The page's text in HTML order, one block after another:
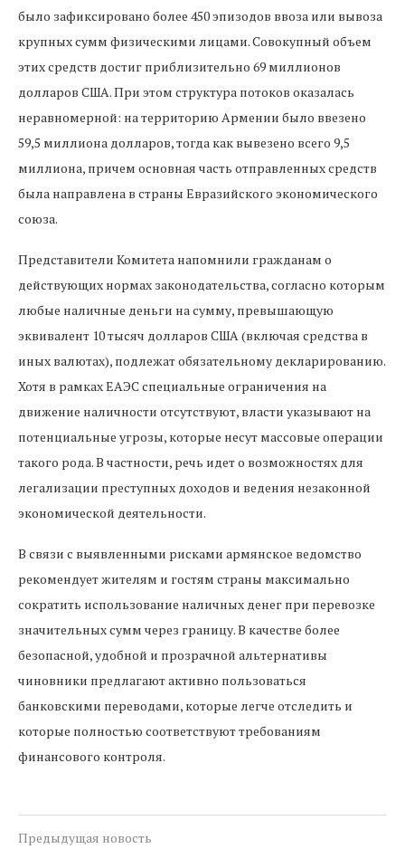
было зафиксировано более 450 эпизодов ввоза или вывоза
крупных сумм физическими лицами. Совокупный объем
этих средств достиг приблизительно 69 миллионов
долларов США. При этом структура потоков оказалась
неравномерной: на территорию Армении было ввезено
59,5 миллиона долларов, тогда как вывезено всего 9,5
миллиона, причем основная часть отправленных средств
была направлена в страны Евразийского экономического
союза.
Представители Комитета напомнили гражданам о
действующих нормах законодательства, согласно которым
любые наличные деньги на сумму, превышающую
эквивалент 10 тысяч долларов США (включая средства в
иных валютах), подлежат обязательному декларированию.
Хотя в рамках ЕАЭС специальные ограничения на
движение наличности отсутствуют, власти указывают на
потенциальные угрозы, которые несут массовые операции
такого рода. В частности, речь идет о возможностях для
легализации преступных доходов и ведения незаконной
экономической деятельности.
В связи с выявленными рисками армянское ведомство
рекомендует жителям и гостям страны максимально
сократить использование наличных денег при перевозке
значительных сумм через границу. В качестве более
безопасной, удобной и прозрачной альтернативы
чиновники предлагают активно пользоваться
банковскими переводами, которые легче отследить и
которые полностью соответствуют требованиям
финансового контроля.
Предыдущая новость